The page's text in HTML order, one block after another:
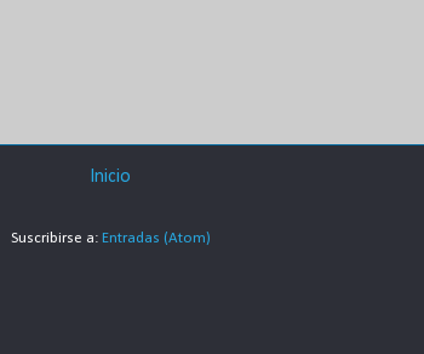
Inicio
Suscribirse a: Entradas (Atom)